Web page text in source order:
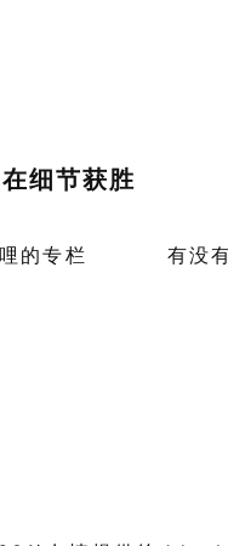
细节获胜
哔哩的专栏 有没